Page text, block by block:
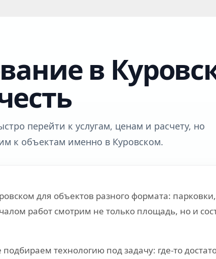
в
перейти к услугам, ценам и расчету, но
к объектам именно в Куровском.
для объектов разного формата:
работ смотрим не только площадь, но и
технологию под задачу: где-то